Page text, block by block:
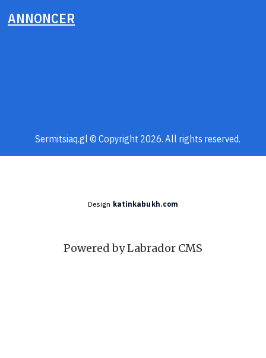
ANNONCER
Sermitsiaq.gl © Copyright 2026. All rights reserved.
Design katinkabukh.com
Powered by Labrador CMS